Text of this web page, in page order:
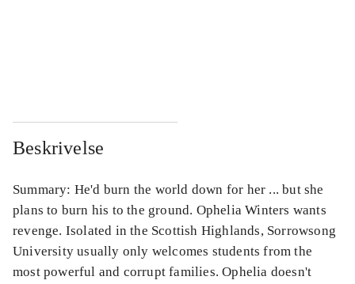
Beskrivelse
Summary: He'd burn the world down for her ... but she
plans to burn his to the ground. Ophelia Winters wants
revenge. Isolated in the Scottish Highlands, Sorrowsong
University usually only welcomes students from the
most powerful and corrupt families. Ophelia doesn't